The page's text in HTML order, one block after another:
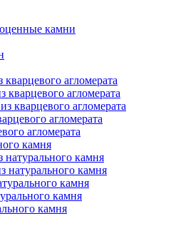
камни
агломерата
кварцевого агломерата
кварцевого агломерата
агломерата
агломерата
камня
камня
натурального камня
камня
камня
камня